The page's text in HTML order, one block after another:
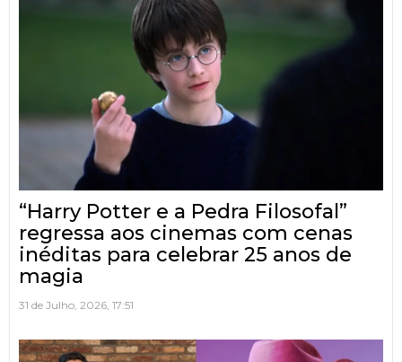
“Harry Potter e a Pedra Filosofal”
regressa aos cinemas com cenas
inéditas para celebrar 25 anos de
magia
31 de Julho, 2026, 17:51